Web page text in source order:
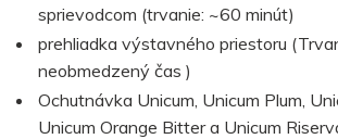
sprievodcom (trvanie: ~60 minút)
prehliadka výstavného priestoru
neobmedzený čas )
Ochutnávka Unicum, Unicum Plum,
Unicum Orange Bitter a Unicum